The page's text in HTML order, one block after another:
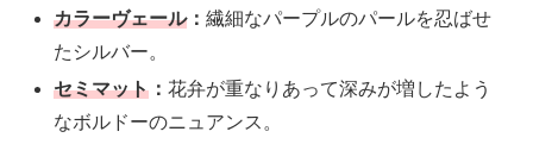
カラーヴェール：繊細なパープルのパールを忍ばせ
たシルバー。
セミマット ：花弁が重なりあって深みが増したよう
なボルドーのニュアンス。